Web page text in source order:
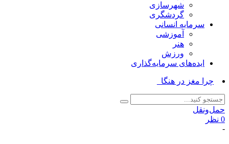
شهرسازی
گردشگری
سرمایه انسانی
آموزشی
هنر
ورزش
ایده‌های سرمایه‌گذاری
چرا مغز در هنگام خواب_
حمل‌و‌نقل
0 نظر
-